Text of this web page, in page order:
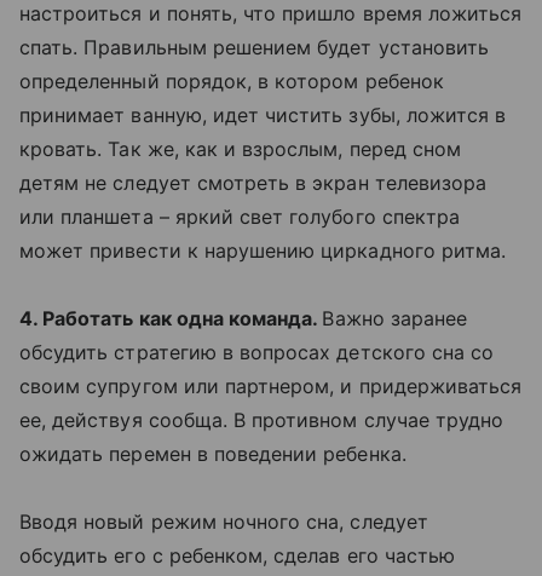
настроиться и понять, что пришло время ложиться
спать. Правильным решением будет установить
определенный порядок, в котором ребенок
принимает ванную, идет чистить зубы, ложится в
кровать. Так же, как и взрослым, перед сном
детям не следует смотреть в экран телевизора
или планшета – яркий свет голубого спектра
может привести к нарушению циркадного ритма.
4. Работать как одна команда. Важно заранее
обсудить стратегию в вопросах детского сна со
своим супругом или партнером, и придерживаться
ее, действуя сообща. В противном случае трудно
ожидать перемен в поведении ребенка.
Вводя новый режим ночного сна, следует
обсудить его с ребенком, сделав его частью